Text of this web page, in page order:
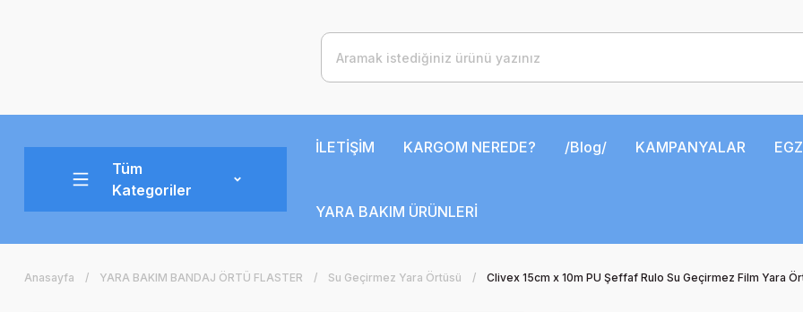
Tüm
Kategoriler
İLETİŞİM KARGOM NEREDE? /Blog/ KAMPANYALAR
YARA BAKIM ÜRÜNLERİ
Anasayfa YARA BAKIM BANDAJ ÖRTÜ FLASTER Su Geçirmez Yara Örtüsü Clivex 15cm x 10m PU Şeffaf Rulo Su Geçirmez Film Yara